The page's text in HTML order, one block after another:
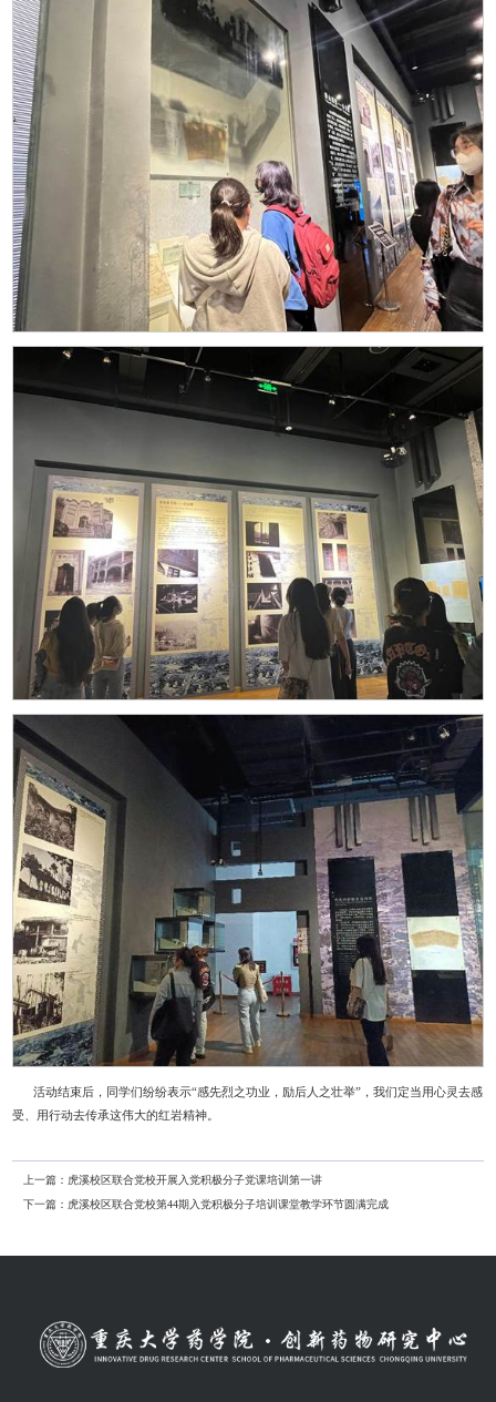
活动结束后，同学们纷纷表示“感先烈之功业，励后人之壮举”，我们定当用心灵去感
受、用行动去传承这伟大的红岩精神。
上一篇： 虎溪校区联合党校开展入党积极分子党课培训第一讲
下一篇： 虎溪校区联合党校第44期入党积极分子培训课堂教学环节圆满完成